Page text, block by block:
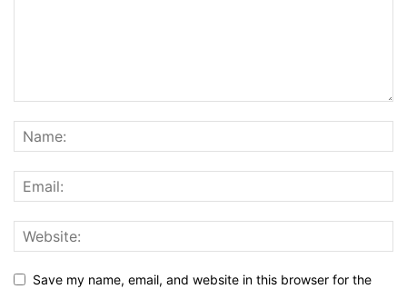
Save my name, email, and website in this browser for the